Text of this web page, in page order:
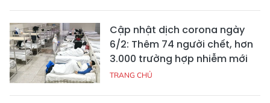
Cập nhật dịch corona ngày
6/2: Thêm 74 người chết, hơn
3.000 trường hợp nhiễm mới
TRANG CHỦ